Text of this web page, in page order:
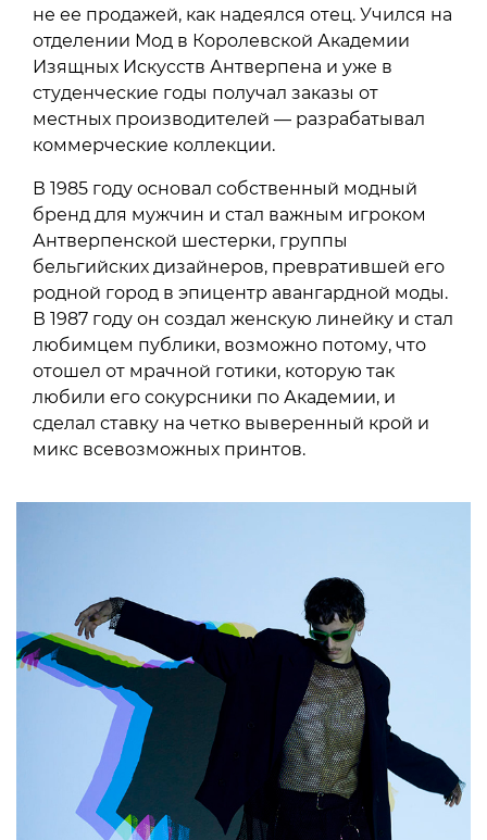
не ее продажей, как надеялся отец. Учился на
отделении Мод в Королевской Академии
Изящных Искусств Антверпена и уже в
студенческие годы получал заказы от
местных производителей — разрабатывал
коммерческие коллекции.
В 1985 году основал собственный модный
бренд для мужчин и стал важным игроком
Антверпенской шестерки, группы
бельгийских дизайнеров, превратившей его
родной город в эпицентр авангардной моды.
В 1987 году он создал женскую линейку и стал
любимцем публики, возможно потому, что
отошел от мрачной готики, которую так
любили его сокурсники по Академии, и
сделал ставку на четко выверенный крой и
микс всевозможных принтов.